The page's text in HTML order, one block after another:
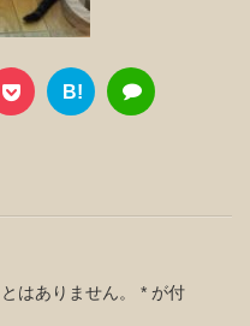
B!
はありません。 * が付